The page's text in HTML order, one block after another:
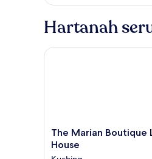
Hartanah
The
Marian
The Marian Boutique
House
The Marian Boutique